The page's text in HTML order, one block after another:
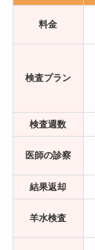
料金
検査プラン
検査週数
医師の診察
結果返却
羊水検査